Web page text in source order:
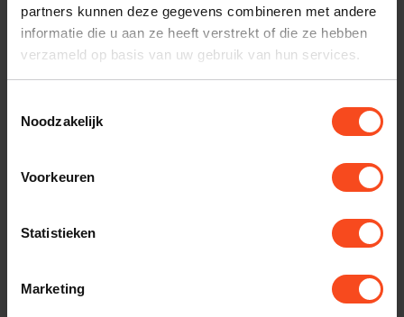
partners kunnen deze gegevens combineren met andere
informatie die u aan ze heeft verstrekt of die ze hebben
verzameld op basis van uw gebruik van hun services.
Noodzakelijk
Voorkeuren
Statistieken
Marketing
Reviews
Specificaties
SPENDOR
Op voorraad
Spendor A2.2 €2.650,00